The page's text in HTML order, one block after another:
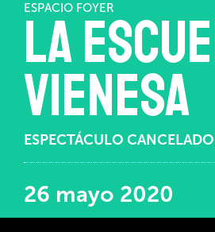
ESPACIO FOYER
La
vienesa
ESPECTÁCULO CANCELADO
26 mayo 2020